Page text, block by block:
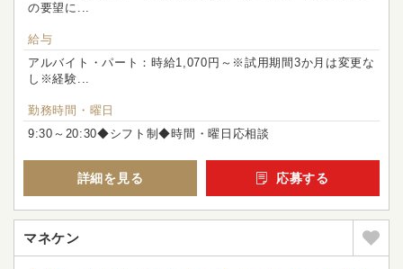
の要望に...
給与
アルバイト・パート：時給1,070円～※試用期間3か月は変更な
し※経験...
勤務時間・曜日
9:30～20:30◆シフト制◆時間・曜日応相談
詳細を見る 応募する
マネケン